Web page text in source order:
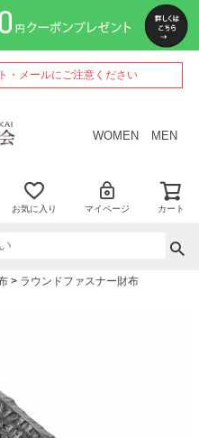
・メールにご注意ください
WOMEN MEN
お気に入り マイページ カート
ラウンドファスナー財布
ペー
ジト
ップ
へ